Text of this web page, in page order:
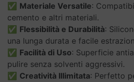
✅ Materiale Versatile:
cemento e altri materiali.
✅ Flessibilità e Durabilità:
una lunga durata e facile
✅ Facilità di Uso: Superficie
pulire senza solventi aggressivi.
✅ Creatività Illimitata: Perfetto